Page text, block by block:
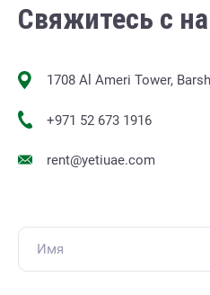
Свяжитесь с
1708 Al Ameri Tower,
+971 52 673 1916
rent@yetiuae.com